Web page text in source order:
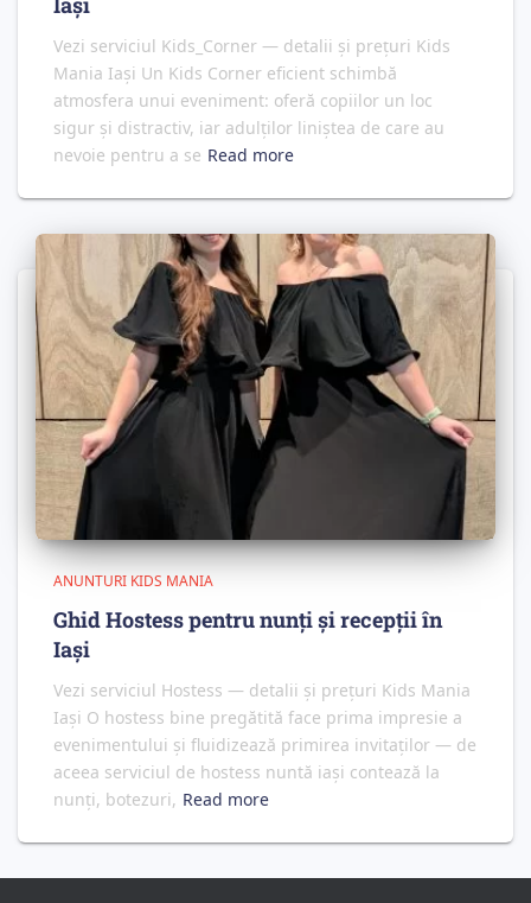
Vezi serviciul Kids_Corner — detalii și prețuri Kids
Mania Iași Un Kids Corner eficient schimbă
atmosfera unui eveniment: oferă copiilor un loc
sigur și distractiv, iar adulților liniștea de care au
nevoie pentru a se Read more
ANUNTURI KIDS MANIA
Ghid Hostess pentru nunți și recepții în
Iași
Vezi serviciul Hostess — detalii și prețuri Kids Mania
Iași O hostess bine pregătită face prima impresie a
evenimentului și fluidizează primirea invitaților — de
aceea serviciul de hostess nuntă iași contează la
nunți, botezuri, Read more